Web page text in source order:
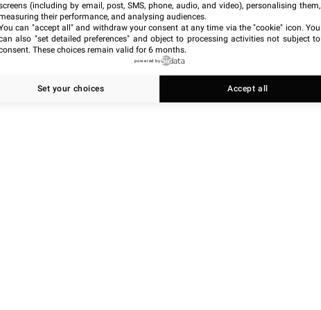
des patientsface à la montée des
(including by email, post, SMS, phone, audio, and video), personalising them,
their performance, and analysing audiences.
can "accept all" and withdraw your consent at any time via the "cookie" icon. You
also "set detailed preferences" and object to processing activities not subject to
These choices remain valid for 6 months.
powered by
Set your choices Accept all